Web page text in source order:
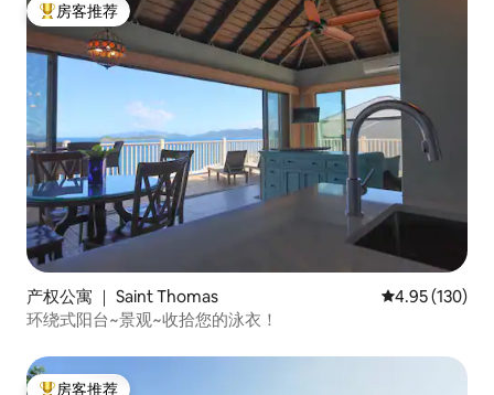
热门「房客推荐」
房客推荐
产权公寓 ｜ Saint Thomas 平均评分 4.95
4.95 (130)
环绕式阳台~景观~收拾您的泳衣！
房客推荐